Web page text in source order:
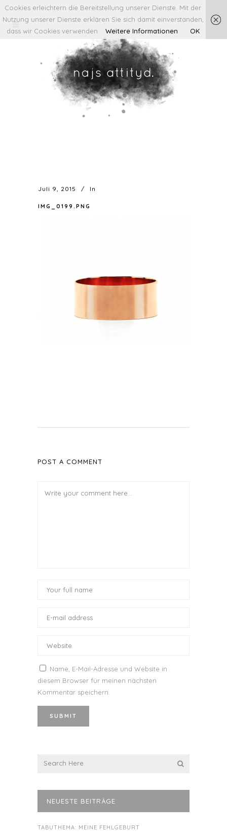
Juli 9, 2015 In
IMG_0199.PNG
POST A COMMENT
Name, E-Mail-Adresse und Website in
diesem Browser für meinen nächsten
Kommentar speichern.
NEUESTE BEITRÄGE
TABUTHEMA: MEINE FEHLGEBURT
Cookies erleichtern die Bereitstellung unserer Dienste. Mit der
Nutzung unserer Dienste erklären Sie sich damit einverstanden,
dass wir Cookies verwenden.
Weitere Informationen OK